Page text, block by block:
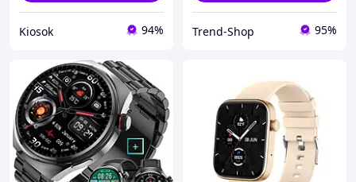
Kiosok 94% Trend-Shop 95%